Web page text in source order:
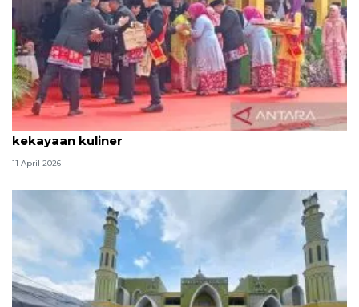
Tradisi hantaran Lebaran Betawi simbol bakti dan
kekayaan kuliner
11 April 2026